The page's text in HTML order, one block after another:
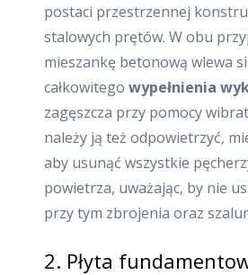
postaci przestrzennej
stalowych prętów. W obu
mieszankę betonową wlewa
całkowitego wypełnienia
zagęszcza przy pomocy
należy ją też odpowietrzyć,
aby usunąć wszystkie
powietrza, uważając, by nie
przy tym zbrojenia oraz
2. Płyta